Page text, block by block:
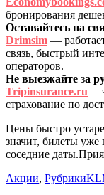
бронирования
Оставайтесь на
Drimsim —
связь, быстрый
операторов.
Не выезжайте за
Tripinsurance.ru –
страхование по
Цены быстро
значит, билеты
соседние
Акции, Рубрики